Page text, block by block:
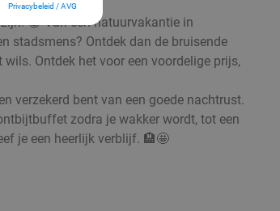
Privacybeleid / AVG
😁 Van een natuurvakantie in
stadsmens? Ontdek dan de bruisende
Ontdek het voor een voordelige prijs,
verzekerd bent van een goede nachtrust.
zodra je wakker wordt, tot een
je een heerlijk verblijf. 🏨🤩